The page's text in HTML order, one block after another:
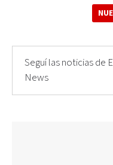
Seguí las noticias de
News